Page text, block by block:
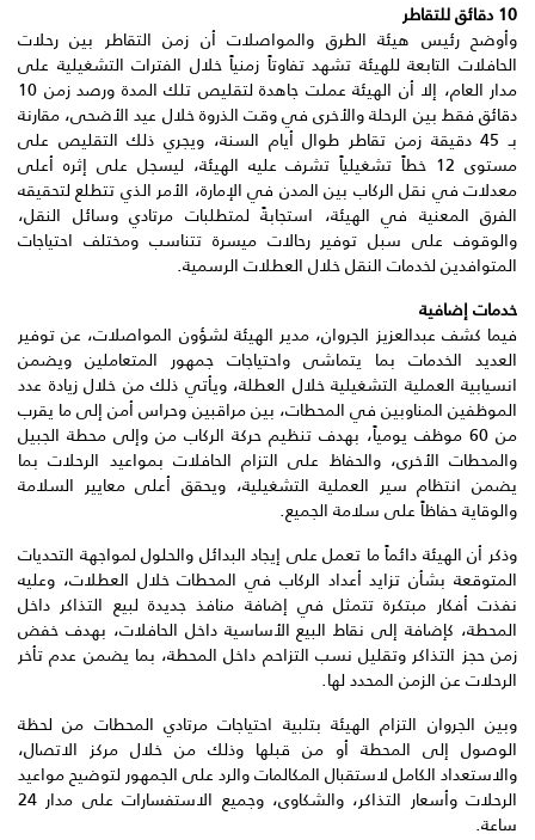
10 دقائق للتقاطر
وأوضح رئيس هيئة الطرق والمواصلات أن زمن التقاطر بين رحلات
الحافلات التابعة للهيئة تشهد تفاوتاً زمنياً خلال الفترات التشغيلية على
مدار العام، إلا أن الهيئة عملت جاهدة لتقليص تلك المدة ورصد زمن 10
دقائق فقط بين الرحلة والأخرى في وقت الذروة خلال عيد الأضحى، مقارنة
بـ 45 دقيقة زمن تقاطر طوال أيام السنة، ويجري ذلك التقليص على
مستوى 12 خطاً تشغيلياً تشرف عليه الهيئة، ليسجل على إثره أعلى
معدلات في نقل الركاب بين المدن في الإمارة، الأمر الذي تتطلع لتحقيقه
الفرق المعنية في الهيئة، استجابةً لمتطلبات مرتادي وسائل النقل،
والوقوف على سبل توفير رحالات ميسرة تتناسب ومختلف احتياجات
المتوافدين لخدمات النقل خلال العطلات الرسمية.
خدمات إضافية
فيما كشف عبدالعزيز الجروان، مدير الهيئة لشؤون المواصلات، عن توفير
العديد الخدمات بما يتماشى واحتياجات جمهور المتعاملين ويضمن
انسيابية العملية التشغيلية خلال العطلة، ويأتي ذلك من خلال زيادة عدد
الموظفين المناوبين في المحطات، بين مراقبين وحراس أمن إلى ما يقرب
من 60 موظف يومياً، بهدف تنظيم حركة الركاب من وإلى محطة الجبيل
والمحطات الأخرى، والحفاظ على التزام الحافلات بمواعيد الرحلات بما
يضمن انتظام سير العملية التشغيلية، ويحقق أعلى معايير السلامة
والوقاية حفاظاً على سلامة الجميع.
وذكر أن الهيئة دائماً ما تعمل على إيجاد البدائل والحلول لمواجهة التحديات
المتوقعة بشأن تزايد أعداد الركاب في المحطات خلال العطلات، وعليه
نفذت أفكار مبتكرة تتمثل في إضافة منافذ جديدة لبيع التذاكر داخل
المحطة، كإضافة إلى نقاط البيع الأساسية داخل الحافلات، بهدف خفض
زمن حجز التذاكر وتقليل نسب التزاحم داخل المحطة، بما يضمن عدم تأخر
الرحلات عن الزمن المحدد لها.
وبين الجروان التزام الهيئة بتلبية احتياجات مرتادي المحطات من لحظة
الوصول إلى المحطة أو من قبلها وذلك من خلال مركز الاتصال،
والاستعداد الكامل لاستقبال المكالمات والرد على الجمهور لتوضيح مواعيد
الرحلات وأسعار التذاكر، والشكاوى، وجميع الاستفسارات على مدار 24
ساعة.